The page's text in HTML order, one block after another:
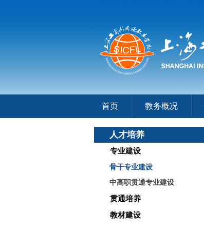
首页 教务概况
人才培养
专业建设
骨干专业建设
中高职贯通专业建设
贯通培养
教材建设